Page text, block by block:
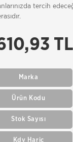
tercih
TL
Marka
Ürün Kodu
Stok Sayısı
Kdv Hariç